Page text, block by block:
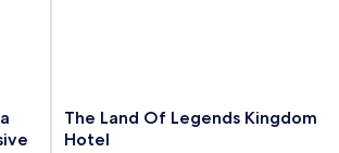
The
Land
The Land Of Legends Kingdom
Hotel